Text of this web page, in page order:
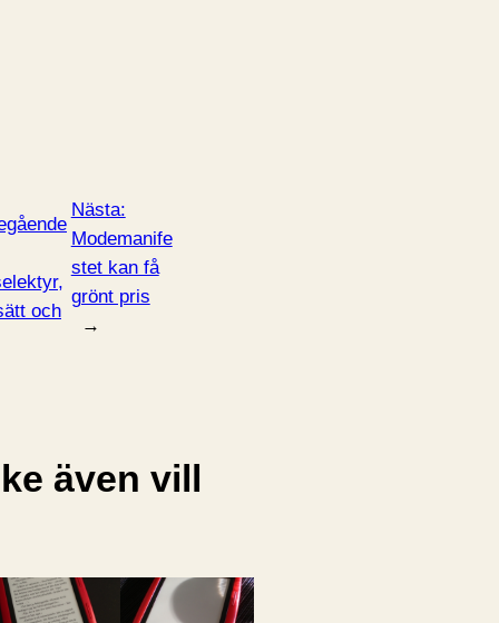
och
Nästa:
Modemanife
stet kan få
grönt pris
→
även vill